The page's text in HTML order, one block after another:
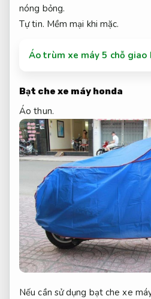
nóng bỏng.
Tự tin. Mềm mại khi mặc.
Áo trùm xe máy 5 chỗ giao
Bạt che xe máy honda
Áo thun.
Nếu cần sử dụng bạt che xe